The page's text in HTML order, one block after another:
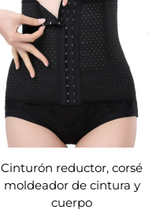
Cinturón reductor, corsé
moldeador de cintura y
cuerpo